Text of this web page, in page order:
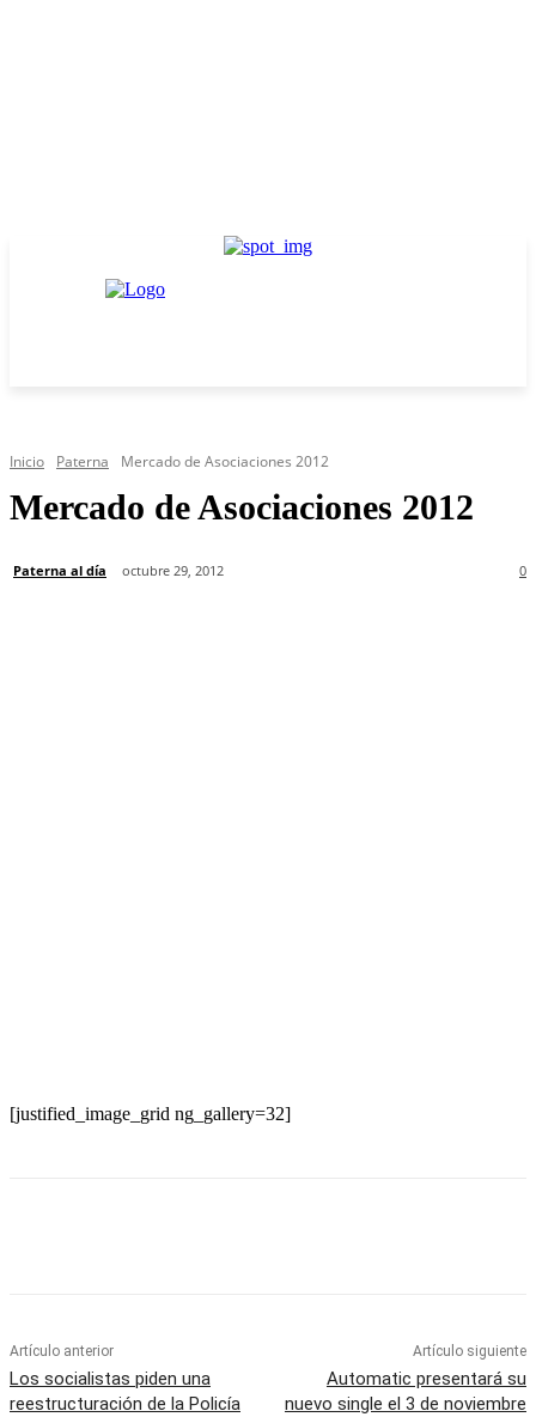
Inicio Paterna Mercado de Asociaciones 2012
Mercado de Asociaciones 2012
Paterna al día octubre 29, 2012 0
[justified_image_grid ng_gallery=32]
Artículo anterior
Los socialistas piden una
reestructuración de la Policía
Artículo siguiente
Automatic presentará su
nuevo single el 3 de noviembre